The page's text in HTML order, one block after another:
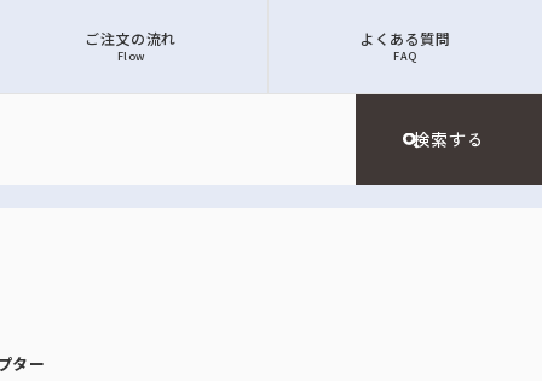
ご注文の流れ
Flow
よくある質問
FAQ
ター